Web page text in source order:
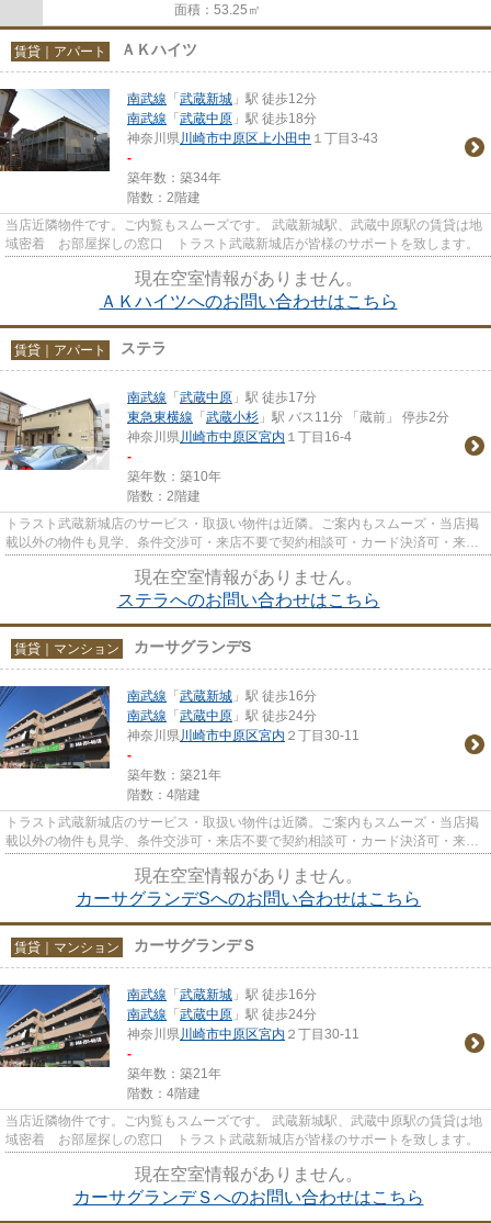
面積：53.25㎡
賃貸｜アパート ＡＫハイツ
南武線 「武蔵新城 」駅 徒歩12分
南武線 「武蔵中原 」駅 徒歩18分
神奈川県川崎市中原区上小田中 １丁目3-43
-
築年数：築34年
階数：2階建
当店近隣物件です。ご内覧もスムーズです。 武蔵新城駅、武蔵中原駅の賃貸は地
域密着 お部屋探しの窓口 トラスト武蔵新城店が皆様のサポートを致します。
現在空室情報がありません。
ＡＫハイツへのお問い合わせはこちら
賃貸｜アパート ステラ
南武線 「武蔵中原 」駅 徒歩17分
東急東横線 「武蔵小杉 」駅 バス11分 「蔵前」 停歩2分
神奈川県川崎市中原区宮内 １丁目16-4
-
築年数：築10年
階数：2階建
トラスト武蔵新城店のサービス・取扱い物件は近隣。ご案内もスムーズ・当店掲
載以外の物件も見学、条件交渉可・来店不要で契約相談可・カード決済可・来店
時無料駐車場有（要電話予約...
現在空室情報がありません。
ステラへのお問い合わせはこちら
賃貸｜マンション カーサグランデS
南武線 「武蔵新城 」駅 徒歩16分
南武線 「武蔵中原 」駅 徒歩24分
神奈川県川崎市中原区宮内 ２丁目30-11
-
築年数：築21年
階数：4階建
トラスト武蔵新城店のサービス・取扱い物件は近隣。ご案内もスムーズ・当店掲
載以外の物件も見学、条件交渉可・来店不要で契約相談可・カード決済可・来店
時無料駐車場有（要電話予約...
現在空室情報がありません。
カーサグランデSへのお問い合わせはこちら
賃貸｜マンション カーサグランデＳ
南武線 「武蔵新城 」駅 徒歩16分
南武線 「武蔵中原 」駅 徒歩24分
神奈川県川崎市中原区宮内 ２丁目30-11
-
築年数：築21年
階数：4階建
当店近隣物件です。ご内覧もスムーズです。 武蔵新城駅、武蔵中原駅の賃貸は地
域密着 お部屋探しの窓口 トラスト武蔵新城店が皆様のサポートを致します。
現在空室情報がありません。
カーサグランデＳへのお問い合わせはこちら